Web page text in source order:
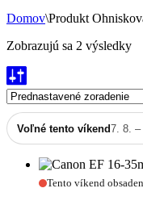
Domov\Produkt
Zobrazujú sa 2 výsledky
Voľné tento víkend7. 8. –
Canon
Tento víkend